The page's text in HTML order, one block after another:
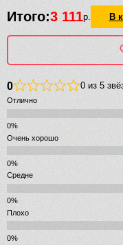
Итого:3 111р. В
0 0 из 5
Отлично
Очень хорошо
Средне
Плохо